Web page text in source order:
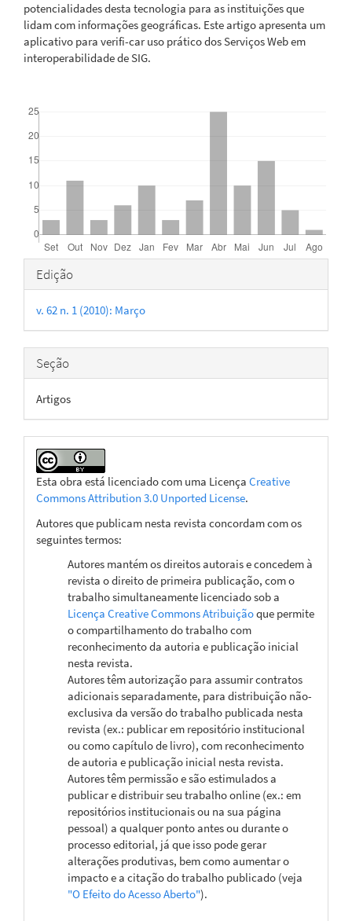
potencialidades desta tecnologia para as instituições que
lidam com informações geográficas. Este artigo apresenta um
aplicativo para verifi-car uso prático dos Serviços Web em
interoperabilidade de SIG.
Detalhes
do
artigo
Edição
v. 62 n. 1 (2010): Março
Seção
Artigos
Esta obra está licenciado com uma Licença Creative
Commons Attribution 3.0 Unported License.
Autores que publicam nesta revista concordam com os
seguintes termos:
Autores mantém os direitos autorais e concedem à
revista o direito de primeira publicação, com o
trabalho simultaneamente licenciado sob a
Licença Creative Commons Atribuiçãoque permite
o compartilhamento do trabalho com
reconhecimento da autoria e publicação inicial
nesta revista.
Autores têm autorização para assumir contratos
adicionais separadamente, para distribuição não-
exclusiva da versão do trabalho publicada nesta
revista (ex.: publicar em repositório institucional
ou como capítulo de livro), com reconhecimento
de autoria e publicação inicial nesta revista.
Autores têm permissão e são estimulados a
publicar e distribuir seu trabalho online (ex.: em
repositórios institucionais ou na sua página
pessoal) a qualquer ponto antes ou durante o
processo editorial, já que isso pode gerar
alterações produtivas, bem como aumentar o
impacto e a citação do trabalho publicado (veja
"O Efeito do Acesso Aberto").